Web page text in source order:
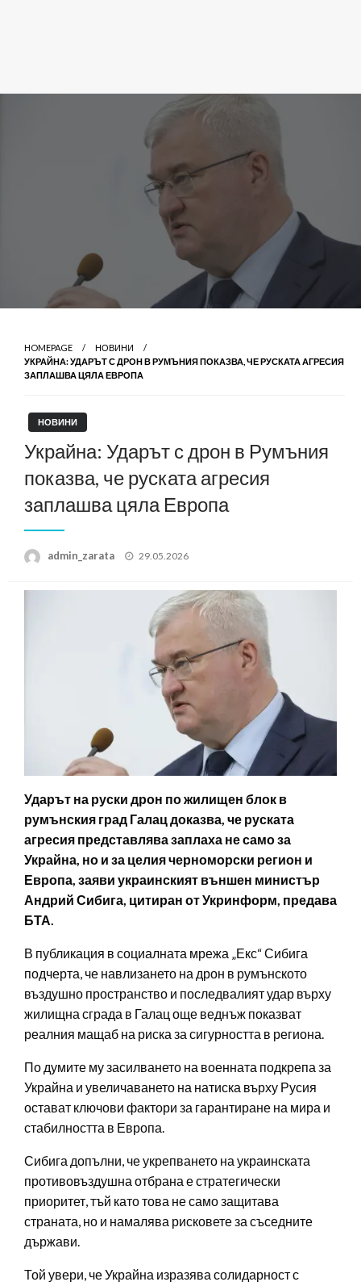
HOMEPAGE
НОВИНИ
УКРАЙНА: УДАРЪТ С ДРОН В РУМЪНИЯ ПОКАЗВА, ЧЕ РУСКАТА АГРЕСИЯ
ЗАПЛАШВА ЦЯЛА ЕВРОПА
НОВИНИ
Украйна: Ударът с дрон в Румъния
показва, че руската агресия
заплашва цяла Европа
admin_zarata
Posted
29.05.2026
Ударът на руски дрон по жилищен блок в
румънския град Галац доказва, че руската
агресия представлява заплаха не само за
Украйна, но и за целия черноморски регион и
Европа, заяви украинският външен министър
Андрий Сибига, цитиран от Укринформ, предава
БТА.
В публикация в социалната мрежа „Екс“ Сибига
подчерта, че навлизането на дрон в румънското
въздушно пространство и последвалият удар върху
жилищна сграда в Галац още веднъж показват
реалния мащаб на риска за сигурността в региона.
По думите му засилването на военната подкрепа за
Украйна и увеличаването на натиска върху Русия
остават ключови фактори за гарантиране на мира и
стабилността в Европа.
Сибига допълни, че укрепването на украинската
противовъздушна отбрана е стратегически
приоритет, тъй като това не само защитава
страната, но и намалява рисковете за съседните
държави.
Той увери, че Украйна изразява солидарност с